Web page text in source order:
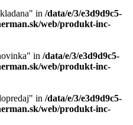
in /data/e/3/e3d9d9c5-
web/produkt-inc-
in /data/e/3/e3d9d9c5-
web/produkt-inc-
in /data/e/3/e3d9d9c5-
web/produkt-inc-